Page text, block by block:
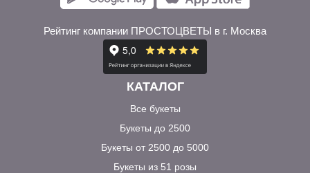
Рейтинг компании ПРОСТОЦВЕТЫ в г. Москва
КАТАЛОГ
Все букеты
Букеты до 2500
Букеты от 2500 до 5000
Букеты из 51 розы